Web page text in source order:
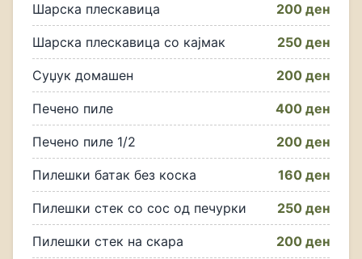
Шарска плескавица 200 ден
Шарска плескавица со кајмак 250 ден
Суџук домашен 200 ден
Печено пиле 400 ден
Печено пиле 1/2 200 ден
Пилешки батак без коска 160 ден
Пилешки стек со сос од печурки 250 ден
Пилешки стек на скара 200 ден